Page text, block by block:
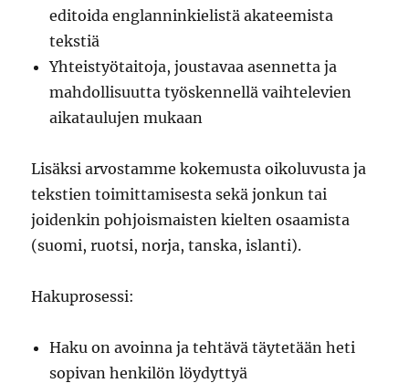
editoida englanninkielistä akateemista
tekstiä
Yhteistyötaitoja, joustavaa asennetta ja
mahdollisuutta työskennellä vaihtelevien
aikataulujen mukaan
Lisäksi arvostamme kokemusta oikoluvusta ja
tekstien toimittamisesta sekä jonkun tai
joidenkin pohjoismaisten kielten osaamista
(suomi, ruotsi, norja, tanska, islanti).
Hakuprosessi:
Haku on avoinna ja tehtävä täytetään heti
sopivan henkilön löydyttyä